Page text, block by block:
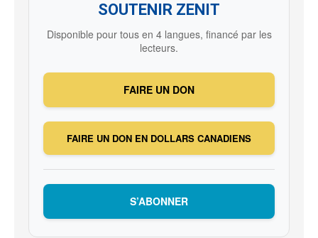
SOUTENIR ZENIT
Disponible pour tous en 4 langues, financé par les
lecteurs.
FAIRE UN DON
FAIRE UN DON EN DOLLARS CANADIENS
S’ABONNER